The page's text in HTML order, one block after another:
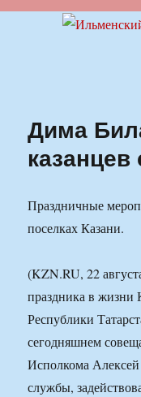
Ильменский
Дима
Праздничные
поселках Казани.
(KZN.RU, 22
праздника в
Республики
сегодняшнем
Исполкома
службы,